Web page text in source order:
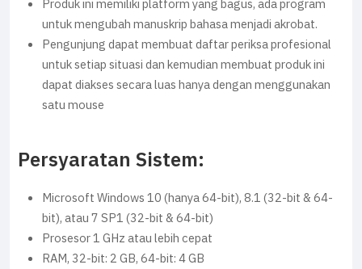
Produk ini memiliki platform yang bagus, ada program
untuk mengubah manuskrip bahasa menjadi akrobat.
Pengunjung dapat membuat daftar periksa profesional
untuk setiap situasi dan kemudian membuat produk ini
dapat diakses secara luas hanya dengan menggunakan
satu mouse
Persyaratan Sistem:
Microsoft Windows 10 (hanya 64-bit), 8.1 (32-bit & 64-
bit), atau 7 SP1 (32-bit & 64-bit)
Prosesor 1 GHz atau lebih cepat
RAM, 32-bit: 2 GB, 64-bit: 4 GB